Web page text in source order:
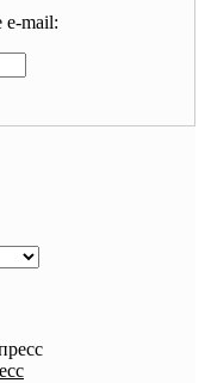
e-mail: